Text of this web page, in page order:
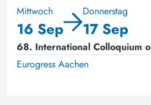
Mittwoch
16 Sep
Donnerstag
17 Sep
68. International Colloquium
Eurogress Aachen